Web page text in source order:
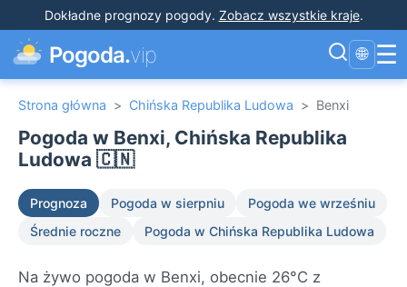
Dokładne prognozy pogody. Zobacz wszystkie kraje.
Pogoda.vip 🌐 ☰
Strona główna > Chińska Republika Ludowa > Benxi
Pogoda w Benxi, Chińska Republika
Ludowa 🇨🇳
Prognoza Pogoda w sierpniu
Pogoda we wrześniu
Średnie roczne
Pogoda w Chińska Republika Ludowa
Na żywo pogoda w Benxi, obecnie 26°C z